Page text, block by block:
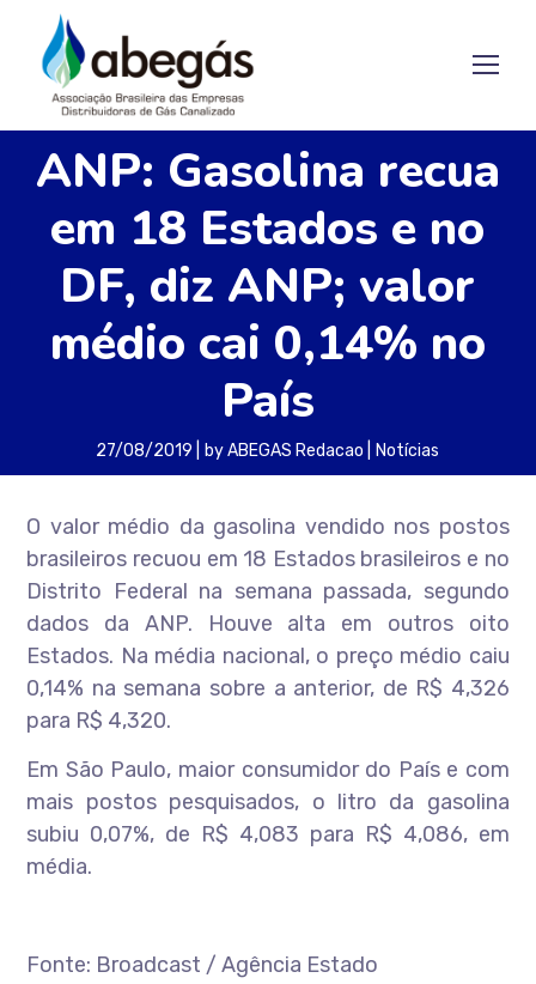
ANP: Gasolina recua
em 18 Estados e no
DF, diz ANP; valor
médio cai 0,14% no
País
27/08/2019 byABEGAS Redacao Notícias
O valor médio da gasolina vendido nos postos
brasileiros recuou em 18 Estados brasileiros e no
Distrito Federal na semana passada, segundo
dados da ANP. Houve alta em outros oito
Estados. Na média nacional, o preço médio caiu
0,14% na semana sobre a anterior, de R$ 4,326
para R$ 4,320.
Em São Paulo, maior consumidor do País e com
mais postos pesquisados, o litro da gasolina
subiu 0,07%, de R$ 4,083 para R$ 4,086, em
média.
Fonte: Broadcast / Agência Estado